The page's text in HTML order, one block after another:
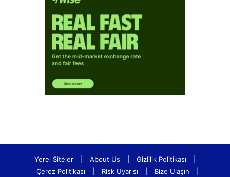
Yerel Siteler About Us Gizlilik Politikası
Çerez Politikası
Risk Uyarısı Bize Ulaşın